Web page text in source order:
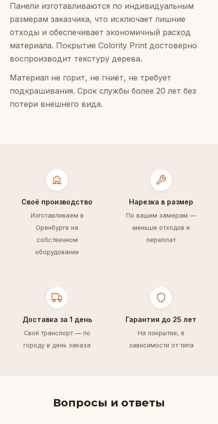
Панели изготавливаются по индивидуальным
размерам заказчика, что исключает лишние
отходы и обеспечивает экономичный расход
материала. Покрытие Colority Print достоверно
воспроизводит текстуру дерева.
Материал не горит, не гниёт, не требует
подкрашивания. Срок службы более 20 лет без
потери внешнего вида.
Своё производство
Изготавливаем в
Оренбурге на
собственном
оборудовании
Нарезка в размер
По вашим замерам —
меньше отходов и
переплат
Доставка за 1 день
Свой транспорт — по
городу в день заказа
Гарантия до 25 лет
На покрытие, в
зависимости от типа
Вопросы и ответы